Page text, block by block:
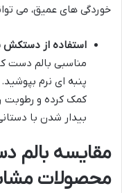
خوردگی های عمیق، می
استفاده از
مناسبی بالم دست
پنبه ای نرم
کمک کرده و رطوبت
بیدار شدن با
مقایسه بالم
محصولات